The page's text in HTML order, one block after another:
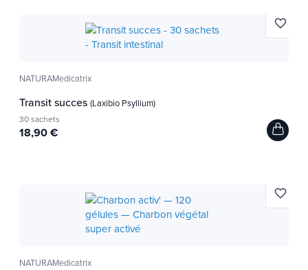
NATURAMedicatrix
Transit succes (Laxibio Psyllium)
30 sachets
18,90 €
favorite_border
NATURAMedicatrix
favorite_border